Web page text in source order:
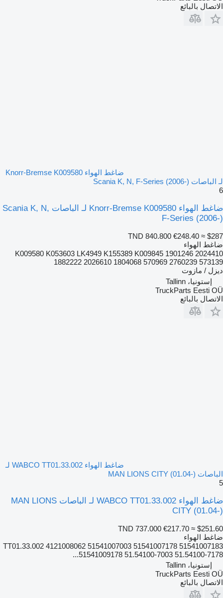
الاتصال بالبائع
ضاغط الهواء Knorr-Bremse K009580
لـ الباصات Scania K, N, F-Series (2006-)
6
ضاغط الهواء Knorr-Bremse K009580 لـ الباصات Scania K, N,
F-Series (2006-)
TND 840.800 €248.40 ≈ $287
ضاغط الهواء
K009580 K053603 LK4949 K155389 K009845 1901246 2024410
1882222 2026610 1804068 570969 2760239 573139
ديزل / مازوت
إستونيا، Tallinn
TruckParts Eesti OÜ
الاتصال بالبائع
ضاغط الهواء WABCO TT01.33.002 لـ
الباصات MAN LIONS CITY (01.04-)
5
ضاغط الهواء WABCO TT01.33.002 لـ الباصات MAN LIONS
CITY (01.04-)
TND 737.000 €217.70 ≈ $251.60
ضاغط الهواء
TT01.33.002 4121008062 51541007003 51541007178 51541007183
51541009178 51.54100-7003 51.54100-7178...
إستونيا، Tallinn
TruckParts Eesti OÜ
الاتصال بالبائع